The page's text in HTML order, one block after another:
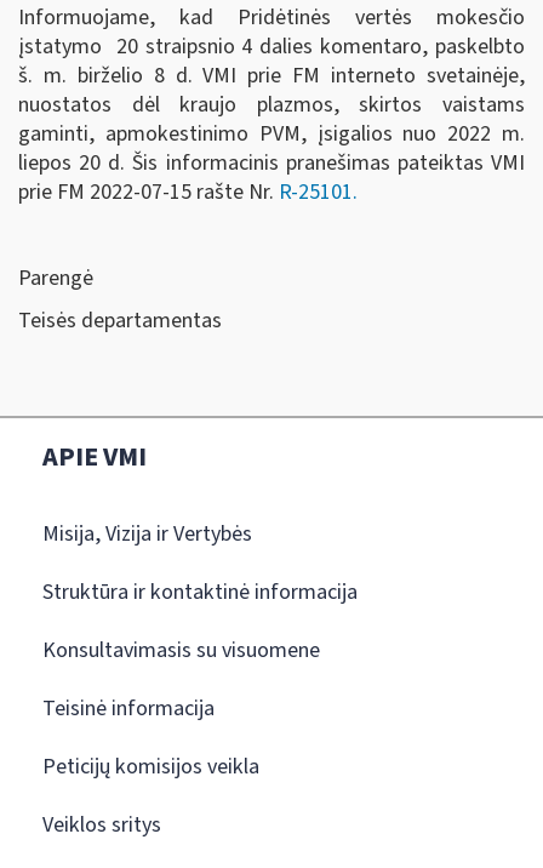
Informuojame, kad Pridėtinės vertės mokesčio
įstatymo 20 straipsnio 4 dalies komentaro, paskelbto
š. m. birželio 8 d. VMI prie FM interneto svetainėje,
nuostatos dėl kraujo plazmos, skirtos vaistams
gaminti, apmokestinimo PVM, įsigalios nuo 2022 m.
liepos 20 d. Šis informacinis pranešimas pateiktas VMI
prie FM 2022-07-15 rašte Nr. R-25101.
Parengė
Teisės departamentas
APIE VMI
Misija, Vizija ir Vertybės
Struktūra ir kontaktinė informacija
Konsultavimasis su visuomene
Teisinė informacija
Peticijų komisijos veikla
Veiklos sritys